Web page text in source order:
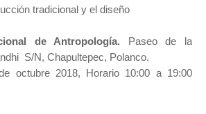
tradicional y el diseño
de Antropología. Paseo de la
S/N, Chapultepec, Polanco.
octubre 2018, Horario 10:00 a 19:00